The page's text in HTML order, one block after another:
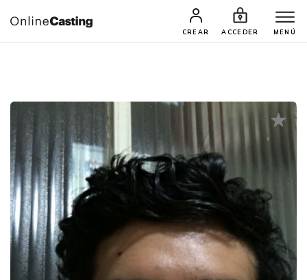
CREAR ACCEDER MENÚ
CASTINGS Y AUDICIONES TALENTOS